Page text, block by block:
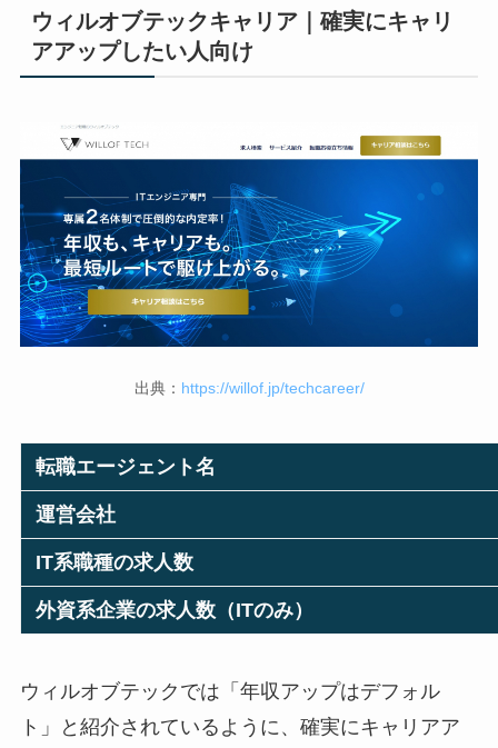
ウィルオブテックキャリア｜確実にキャリ
アアップしたい人向け
出典： https://willof.jp/techcareer/
転職エージェント名
運営会社
IT系職種の求人数
外資系企業の求人数（ITのみ）
ウィルオブテックでは「年収アップはデフォル
ト」と紹介されているように、確実にキャリアア